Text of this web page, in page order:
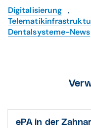
Digitalisierung ,
Dentalsysteme-News
ePA in der